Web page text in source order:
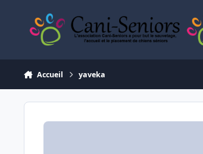
Accueil yaveka